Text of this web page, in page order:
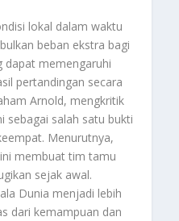
lokal dalam waktu
beban ekstra bagi
dapat memengaruhi
pertandingan secara
Arnold, mengkritik
sebagai salah satu bukti
Menurutnya,
membuat tim tamu
sejak awal.
Dunia menjadi lebih
dari kemampuan dan